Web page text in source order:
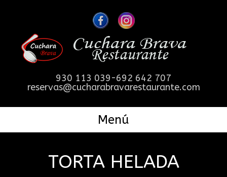
930 113 039-692 642 707
reservas@cucharabravarestaurante.com
Menú
TORTA HELADA